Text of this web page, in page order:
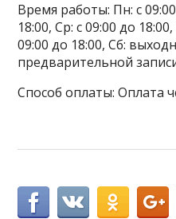
Время работы: Пн: с
18:00, Ср: с 09:00 до
09:00 до 18:00, Сб:
предварительной
Способ оплаты: Оплата